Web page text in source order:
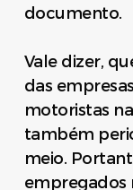
documento.
Vale dizer,
das
motoristas
também
meio.
empregados